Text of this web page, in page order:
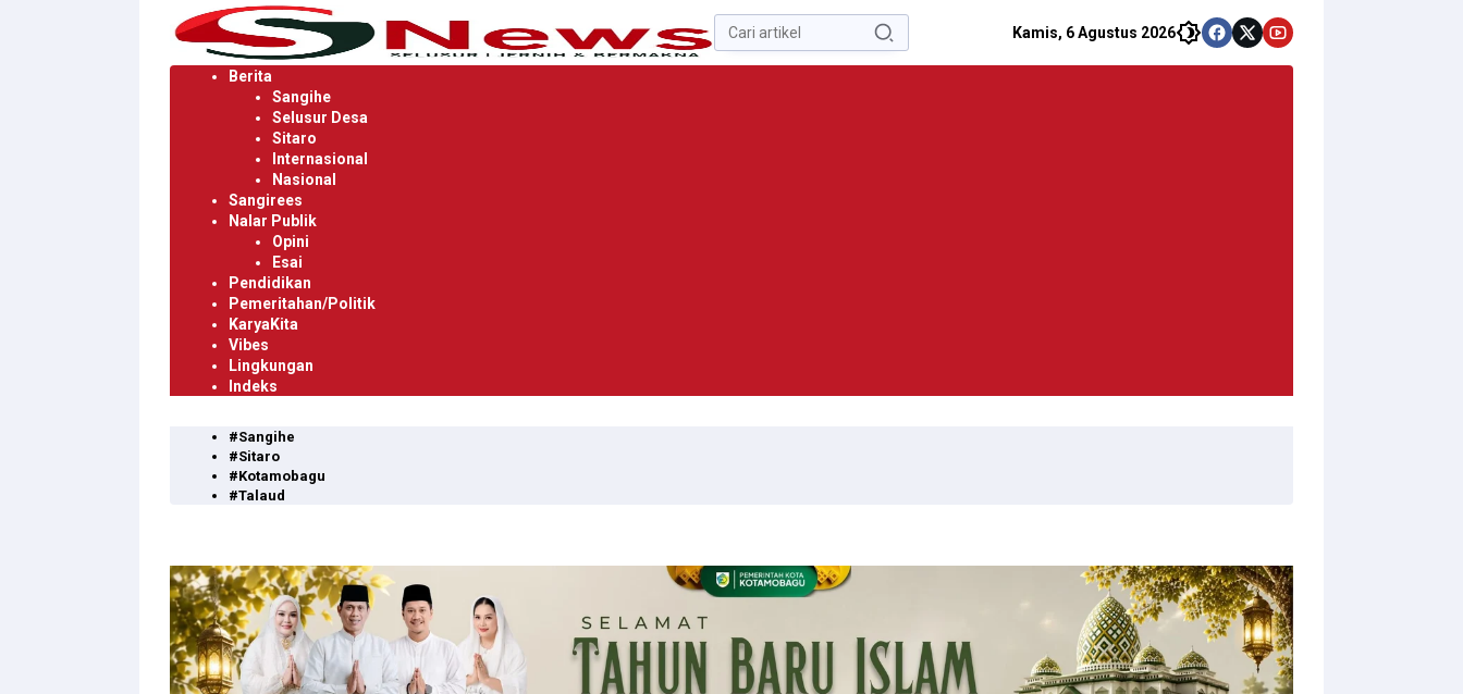
Langsung
Pencarian
untuk:
Kamis, 6 Agustus 2026
Berita
Sangihe
Selusur Desa
Sitaro
Internasional
Nasional
Sangirees
Nalar Publik
Opini
Esai
Pendidikan
Pemeritahan/Politik
KaryaKita
Vibes
Lingkungan
Indeks
#Sangihe
#Sitaro
#Kotamobagu
#Talaud